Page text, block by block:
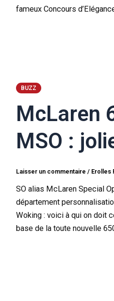
fameux Concours
BUZZ
McLaren
MSO :
Laisser un commentaire / Erolles
SO alias McLaren Special
département
Woking : voici à qui on doit
base de la toute nouvelle